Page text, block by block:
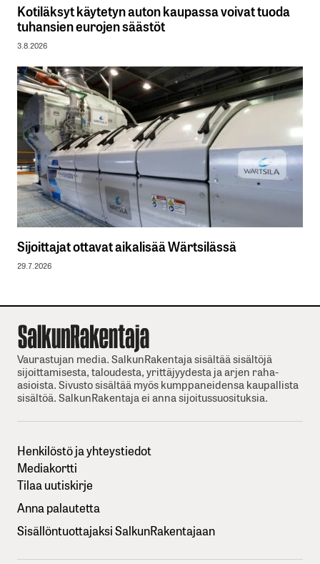
Kotiläksyt käytetyn auton kaupassa voivat tuoda
tuhansien eurojen säästöt
3.8.2026
Sijoittajat ottavat aikalisää Wärtsilässä
29.7.2026
Vaurastujan media. SalkunRakentaja sisältää sisältöjä
sijoittamisesta, taloudesta, yrittäjyydesta ja arjen raha-
asioista. Sivusto sisältää myös kumppaneidensa kaupallista
sisältöä. SalkunRakentaja ei anna sijoitussuosituksia.
Henkilöstö ja yhteystiedot
Mediakortti
Tilaa uutiskirje
Anna palautetta
Sisällöntuottajaksi SalkunRakentajaan